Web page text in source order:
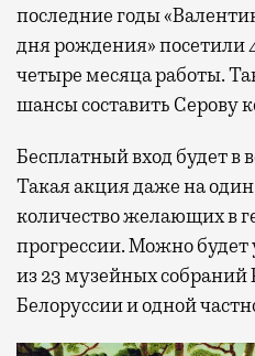
последние годы
дня рождения» посетили
четыре месяца работы.
шансы составить Серову
Бесплатный вход будет в
Такая акция даже на
количество желающих в
прогрессии. Можно будет
из 23 музейных
Белоруссии и одной